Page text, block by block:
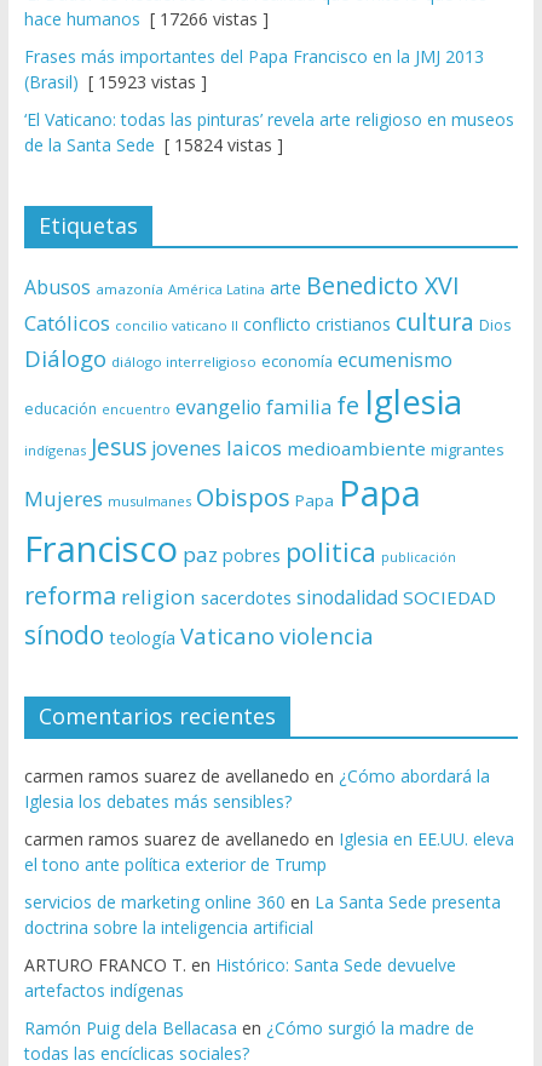
hace humanos [ 17266 vistas ]
Frases más importantes del Papa Francisco en la JMJ 2013
(Brasil) [ 15923 vistas ]
‘El Vaticano: todas las pinturas’ revela arte religioso en museos
de la Santa Sede [ 15824 vistas ]
Etiquetas
Abusos amazonía América Latina arte Benedicto XVI
Católicos concilio vaticano II conflicto cristianos cultura Dios
Diálogo diálogo interreligioso economía ecumenismo
educación encuentro evangelio familia fe Iglesia
indígenas Jesus jovenes laicos medioambiente migrantes
Mujeres musulmanes Obispos Papa Papa
Francisco paz pobres politica publicación
reforma religion sacerdotes sinodalidad SOCIEDAD
sínodo teología Vaticano violencia
Comentarios recientes
carmen ramos suarez de avellanedo en ¿Cómo abordará la
Iglesia los debates más sensibles?
carmen ramos suarez de avellanedo en Iglesia en EE.UU. eleva
el tono ante política exterior de Trump
servicios de marketing online 360 en La Santa Sede presenta
doctrina sobre la inteligencia artificial
ARTURO FRANCO T. en Histórico: Santa Sede devuelve
artefactos indígenas
Ramón Puig dela Bellacasa en ¿Cómo surgió la madre de
todas las encíclicas sociales?